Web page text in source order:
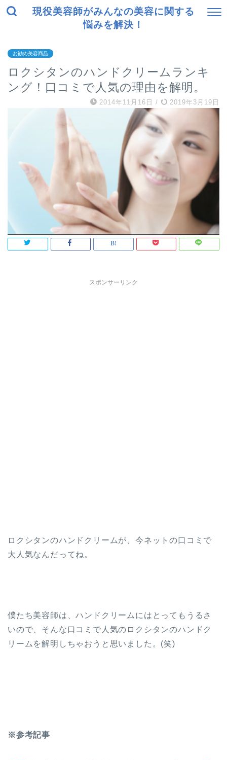
現役美容師がみんなの美容に関する
悩みを解決！
お勧め美容商品
ロクシタンのハンドクリームランキ
ング！口コミで人気の理由を解明。
2014年11月16日 / 2019年3月19日
スポンサーリンク
ロクシタンのハンドクリームが、今ネットの口コミで
大人気なんだってね。
僕たち美容師は、ハンドクリームにはとってもうるさ
いので、そんな口コミで人気のロクシタンのハンドク
リームを解明しちゃおうと思いました。(笑)
※参考記事